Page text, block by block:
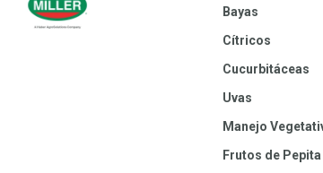
Bayas
Cítricos
Cucurbitáceas
Uvas
Manejo
Frutos de Pepita